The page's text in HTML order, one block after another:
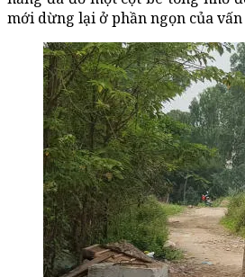
mới dừng lại ở phần ngọn của vấn